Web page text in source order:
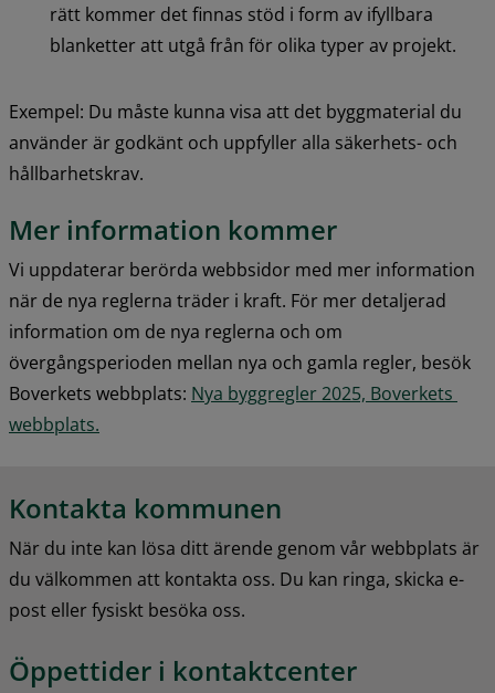
rätt kommer det finnas stöd i form av ifyllbara
blanketter att utgå från för olika typer av projekt.
Exempel: Du måste kunna visa att det byggmaterial du
använder är godkänt och uppfyller alla säkerhets- och
hållbarhetskrav.
Mer information kommer
Vi uppdaterar berörda webbsidor med mer information
när de nya reglerna träder i kraft. För mer detaljerad
information om de nya reglerna och om
övergångsperioden mellan nya och gamla regler, besök
Boverkets webbplats: Nya byggregler 2025, Boverkets
webbplats.
Kontakta kommunen
När du inte kan lösa ditt ärende genom vår webbplats är
du välkommen att kontakta oss. Du kan ringa, skicka e-
post eller fysiskt besöka oss.
Öppettider i kontaktcenter